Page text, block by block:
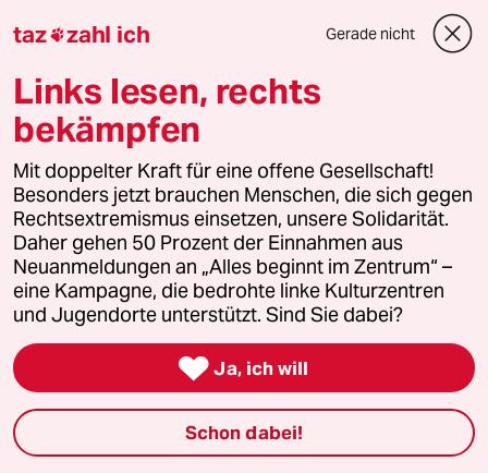
5
Thomas Bareiß crasht bei voller
6 Was tun gegen den Energiewende-Rollback?
Der Urknall
taz
Ressorts
taz zahl ich Gerade nicht
Links lesen, rechts
bekämpfen
Mit doppelter Kraft für eine offene Gesellschaft!
Besonders jetzt brauchen Menschen, die sich gegen
Rechtsextremismus einsetzen, unsere Solidarität.
Daher gehen 50 Prozent der Einnahmen aus
Neuanmeldungen an „Alles beginnt im Zentrum“ –
eine Kampagne, die bedrohte linke Kulturzentren
und Jugendorte unterstützt. Sind Sie dabei?
 Ja, ich will
Schon dabei!